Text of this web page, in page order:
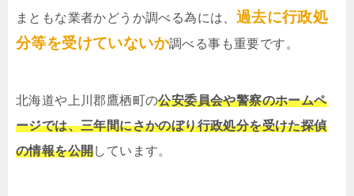
まともな業者かどうか調べる為には、 過去に行政処
分等を受けていないか調べる事も重要です。
北海道や上川郡鷹栖町の公安委員会や警察のホームペ
ージでは、三年間にさかのぼり行政処分を受けた探偵
の情報を公開しています。